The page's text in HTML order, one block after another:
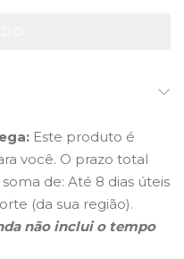
Este produto é
você. O prazo total
de: Até 8 dias úteis
(da sua região).
não inclui o tempo